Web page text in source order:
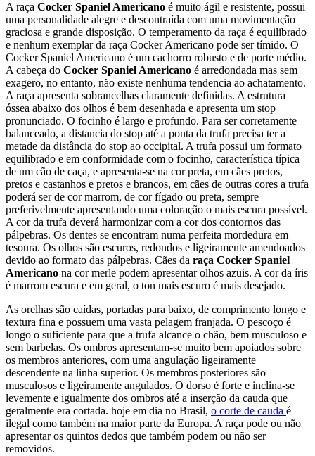
A raça Cocker Spaniel Americano é muito ágil e resistente, possui
uma personalidade alegre e descontraída com uma movimentação
graciosa e grande disposição. O temperamento da raça é equilibrado
e nenhum exemplar da raça Cocker Americano pode ser tímido. O
Cocker Spaniel Americano é um cachorro robusto e de porte médio.
A cabeça do Cocker Spaniel Americano é arredondada mas sem
exagero, no entanto, não existe nenhuma tendencia ao achatamento.
A raça apresenta sobrancelhas claramente definidas. A estrutura
óssea abaixo dos olhos é bem desenhada e apresenta um stop
pronunciado. O focinho é largo e profundo. Para ser corretamente
balanceado, a distancia do stop até a ponta da trufa precisa ter a
metade da distância do stop ao occipital. A trufa possui um formato
equilibrado e em conformidade com o focinho, característica típica
de um cão de caça, e apresenta-se na cor preta, em cães pretos,
pretos e castanhos e pretos e brancos, em cães de outras cores a trufa
poderá ser de cor marrom, de cor fígado ou preta, sempre
preferivelmente apresentando uma coloração o mais escura possível.
A cor da trufa deverá harmonizar com a cor dos contornos das
pálpebras. Os dentes se encontram numa perfeita mordedura em
tesoura. Os olhos são escuros, redondos e ligeiramente amendoados
devido ao formato das pálpebras. Cães da raça Cocker Spaniel
Americano na cor merle podem apresentar olhos azuis. A cor da íris
é marrom escura e em geral, o ton mais escuro é mais desejado.
As orelhas são caídas, portadas para baixo, de comprimento longo e
textura fina e possuem uma vasta pelagem franjada. O pescoço é
longo o suficiente para que a trufa alcance o chão, bem musculoso e
sem barbelas. Os ombros apresentam-se muito bem apoiados sobre
os membros anteriores, com uma angulação ligeiramente
descendente na linha superior. Os membros posteriores são
musculosos e ligeiramente angulados. O dorso é forte e inclina-se
levemente e igualmente dos ombros até a inserção da cauda que
geralmente era cortada. hoje em dia no Brasil, o corte de cauda é
ilegal como também na maior parte da Europa. A raça pode ou não
apresentar os quintos dedos que também podem ou não ser
removidos.